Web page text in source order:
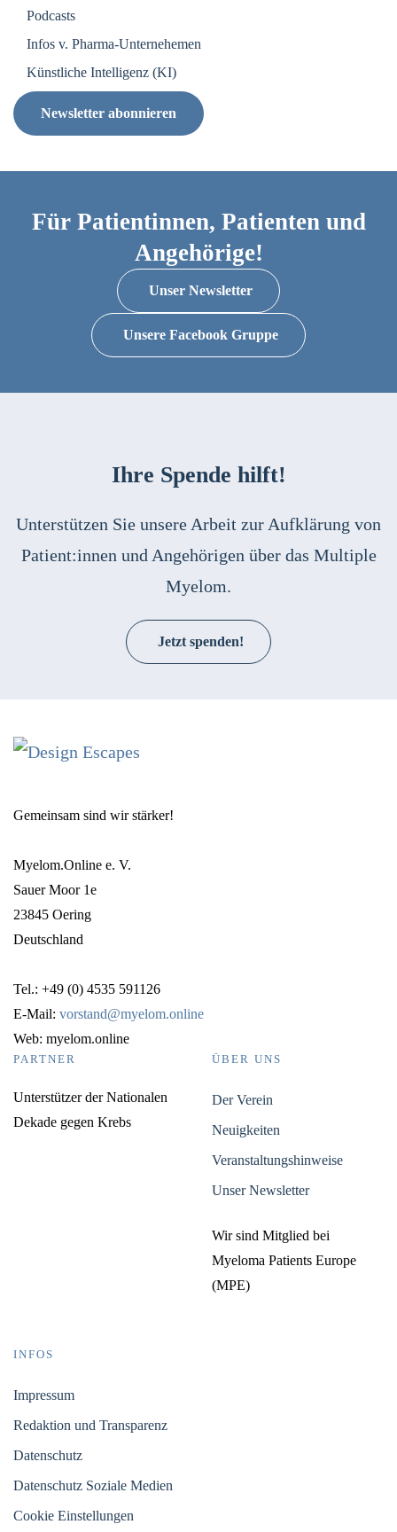
Podcasts
Infos v. Pharma-Unternehemen
Künstliche Intelligenz (KI)
Newsletter abonnieren
Für Patientinnen, Patienten und
Angehörige!
Unser Newsletter
Unsere Facebook Gruppe
Ihre Spende hilft!
Unterstützen Sie unsere Arbeit zur Aufklärung von
Patient:innen und Angehörigen über das Multiple
Myelom.
Jetzt spenden!
Gemeinsam sind wir stärker!
Myelom.Online e. V.
Sauer Moor 1e
23845 Oering
Deutschland
Tel.: +49 (0) 4535 591126
E-Mail: vorstand@myelom.online
Web: myelom.online
PARTNER
Unterstützer der Nationalen
Dekade gegen Krebs
ÜBER UNS
Der Verein
Neuigkeiten
Veranstaltungshinweise
Unser Newsletter
Wir sind Mitglied bei
Myeloma Patients Europe
(MPE)
INFOS
Impressum
Redaktion und Transparenz
Datenschutz
Datenschutz Soziale Medien
Cookie Einstellungen